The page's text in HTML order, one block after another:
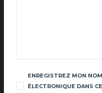
ENREGISTREZ MON
ÉLECTRONIQUE DANS